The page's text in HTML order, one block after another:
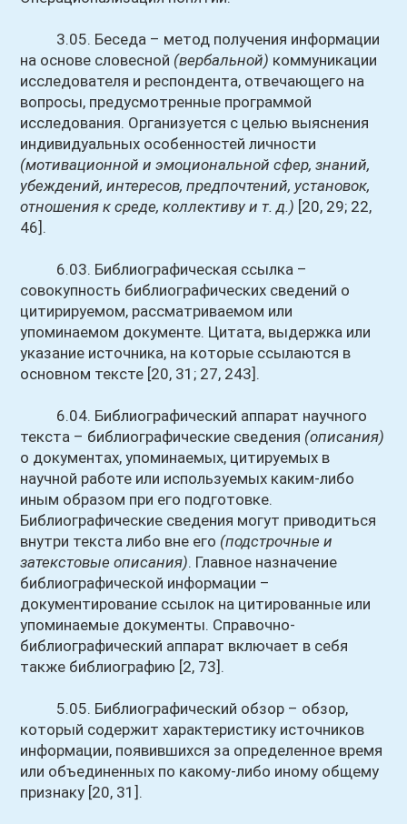
3.05. Беседа – метод получения информации
на основе словесной (вербальной) коммуникации
исследователя и респондента, отвечающего на
вопросы, предусмотренные программой
исследования. Организуется с целью выяснения
индивидуальных особенностей личности
(мотивационной и эмоциональной сфер, знаний,
убеждений, интересов, предпочтений, установок,
отношения к среде, коллективу и т. д.) [20, 29; 22,
46].
6.03. Библиографическая ссылка –
совокупность библиографических сведений о
цитирируемом, рассматриваемом или
упоминаемом документе. Цитата, выдержка или
указание источника, на которые ссылаются в
основном тексте [20, 31; 27, 243].
6.04. Библиографический аппарат научного
текста – библиографические сведения (описания)
о документах, упоминаемых, цитируемых в
научной работе или используемых каким-либо
иным образом при его подготовке.
Библиографические сведения могут приводиться
внутри текста либо вне его (подстрочные и
затекстовые описания). Главное назначение
библиографической информации –
документирование ссылок на цитированные или
упоминаемые документы. Справочно-
библиографический аппарат включает в себя
также библиографию [2, 73].
5.05. Библиографический обзор – обзор,
который содержит характеристику источников
информации, появившихся за определенное время
или объединенных по какому-либо иному общему
признаку [20, 31].